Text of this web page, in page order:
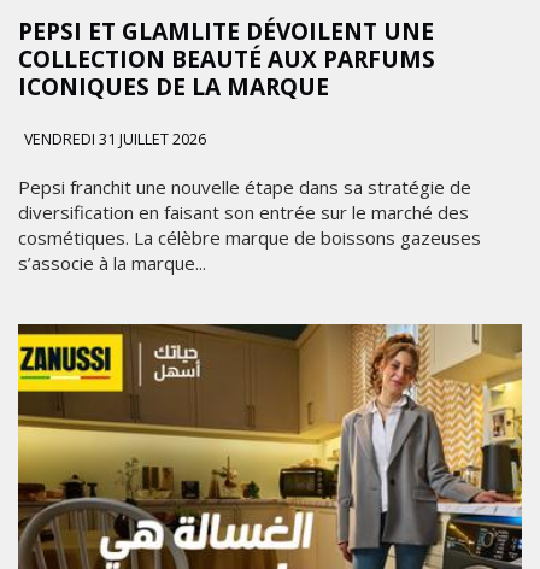
PEPSI ET GLAMLITE DÉVOILENT UNE
COLLECTION BEAUTÉ AUX PARFUMS
ICONIQUES DE LA MARQUE
VENDREDI 31 JUILLET 2026
Pepsi franchit une nouvelle étape dans sa stratégie de
diversification en faisant son entrée sur le marché des
cosmétiques. La célèbre marque de boissons gazeuses
s’associe à la marque...